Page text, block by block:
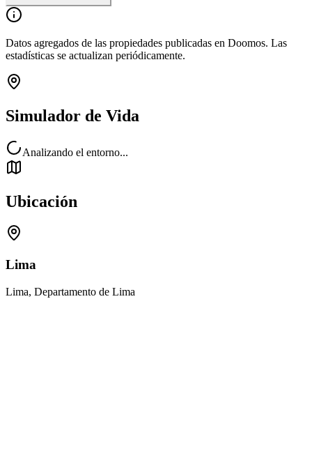
Datos agregados de las propiedades publicadas en Doomos. Las
estadísticas se actualizan periódicamente.
Simulador de Vida
Analizando el entorno...
Ubicación
Lima
Lima, Departamento de Lima